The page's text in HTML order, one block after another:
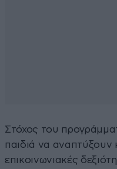
Στόχος του
παιδιά να αναπτύξουν
επικοινωνιακές